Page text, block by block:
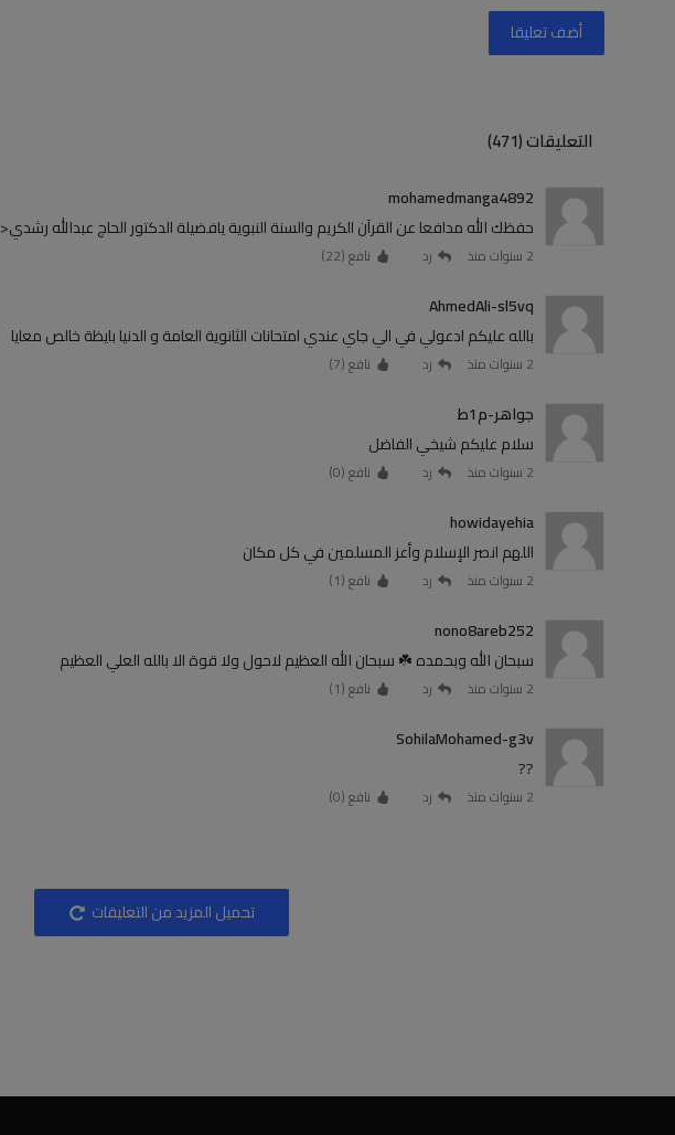
أضف تعليقا
التعليقات (471)
mohamedmanga4892
حفظك الله مدافعا عن القرآن الكريم والسنة النبوية يافضيلة الدكتور الحاج عبدالله رشدي<br>حبيبنا والله
2 سنوات منذ رد نافع (22
)
AhmedAli-sl5vq
بالله عليكم ادعولي في الي جاي عندي امتحانات الثانوية العامة و الدنيا بايظة خالص معايا
2 سنوات منذ رد نافع (7
)
جواهر-م1ط
سلام عليكم شيخي الفاضل
2 سنوات منذ رد نافع (0
)
howidayehia
اللهم انصر الإسلام وأعز المسلمين في كل مكان
2 سنوات منذ رد نافع (1
)
nono8areb252
سبحان الله وبحمده ☘️ سبحان الله العظيم لاحول ولا قوة الا بالله العلي العظيم
2 سنوات منذ رد نافع (1
)
SohilaMohamed-g3v
??
2 سنوات منذ رد نافع (0
)
تحميل المزيد من التعليقات